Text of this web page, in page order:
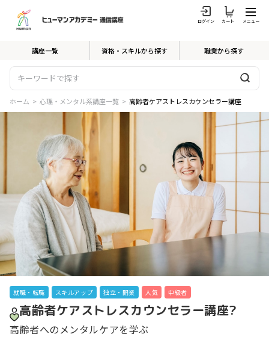
ログイン カート メニュー
講座一覧 資格・スキルから探す 職業から探す
ホーム > 心理・メンタル系講座一覧 > 高齢者ケアストレスカウンセラー講座
就職・転職 スキルアップ 独立・開業 人気 中級者
高齢者ケアストレスカウンセラー講座?
高齢者へのメンタルケアを学ぶ